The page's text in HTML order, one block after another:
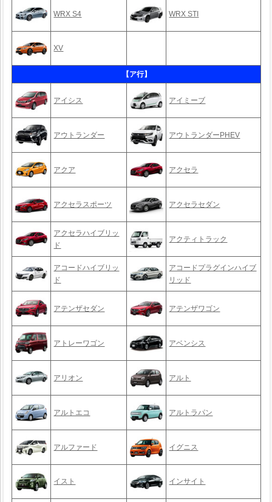
WRX S4 WRX STI
XV
【ア行】
アイシス アイミーブ
アウトランダー アウトランダーPHEV
アクア アクセラ
アクセラスポーツ アクセラセダン
アクセラハイブリッ
ド
アクティトラック
アコードハイブリッ
ド
アコードプラグインハイブ
リッド
アテンザセダン アテンザワゴン
アトレーワゴン アベンシス
アリオン アルト
アルトエコ アルトラパン
アルファード イグニス
イスト インサイト